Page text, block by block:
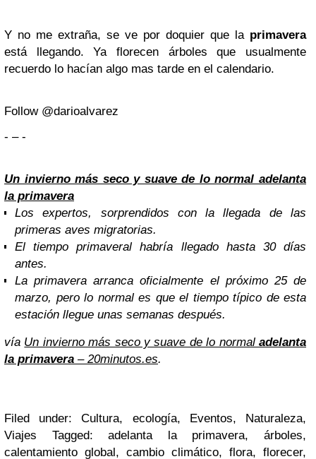
Y no me extraña, se ve por doquier que la primavera
está llegando. Ya florecen árboles que usualmente
recuerdo lo hacían algo mas tarde en el calendario.
Follow @darioalvarez
- – -
Un invierno más seco y suave de lo normal adelanta
la primavera
Los expertos, sorprendidos con la llegada de las
primeras aves migratorias.
El tiempo primaveral habría llegado hasta 30 días
antes.
La primavera arranca oficialmente el próximo 25 de
marzo, pero lo normal es que el tiempo típico de esta
estación llegue unas semanas después.
vía Un invierno más seco y suave de lo normaladelanta
la primavera – 20minutos.es.
Filed under: Cultura, ecología, Eventos, Naturaleza,
Viajes Tagged: adelanta la primavera, árboles,
calentamiento global, cambio climático, flora, florecer,